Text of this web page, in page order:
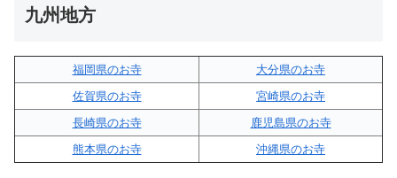
九州地方
福岡県のお寺
大分県のお寺
佐賀県のお寺
宮崎県のお寺
長崎県のお寺
鹿児島県のお寺
熊本県のお寺
沖縄県のお寺